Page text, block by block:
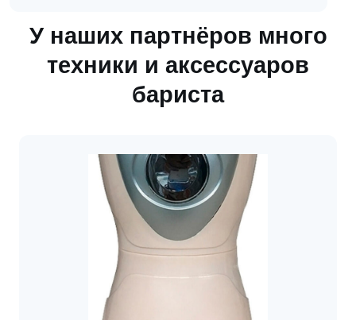
У наших партнёров много
техники и аксессуаров
бариста